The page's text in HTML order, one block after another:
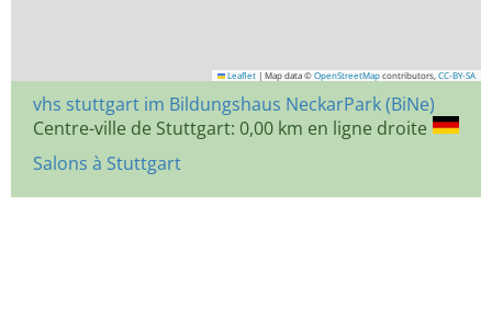
Leaflet | Map data © OpenStreetMap contributors, CC-BY-SA
vhs stuttgart im Bildungshaus NeckarPark (BiNe)
Centre-ville de Stuttgart: 0,00 km en ligne droite
Salons à Stuttgart